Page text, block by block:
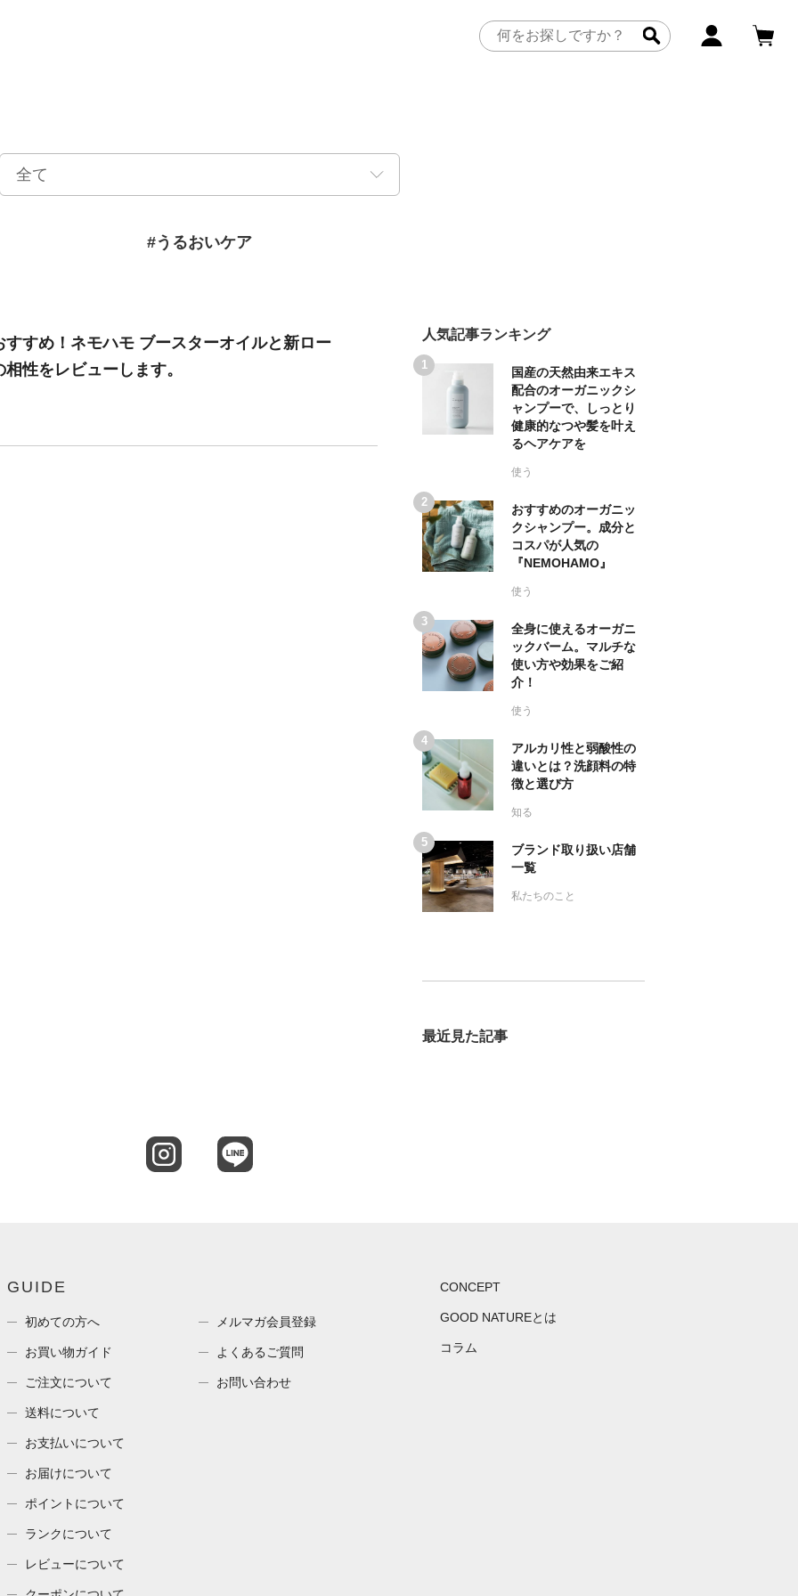
#うるおいケア
すすめ！ネモハモ ブースターオイルと新ロー
性をレビューします。
人気記事ランキング
国産の天然由来エキス
配合のオーガニックシ
ャンプーで、しっとり
健康的なつや髪を叶え
るヘアケアを
使う
おすすめのオーガニッ
クシャンプー。成分と
コスパが人気の
『NEMOHAMO』
使う
全身に使えるオーガニ
ックバーム。マルチな
使い方や効果をご紹
介！
使う
アルカリ性と弱酸性の
違いとは？洗顔料の特
徴と選び方
知る
ブランド取り扱い店舗
一覧
私たちのこと
最近見た記事
GUIDE
初めての方へ
お買い物ガイド
ご注文について
送料について
お支払いについて
お届けについて
ポイントについて
ランクについて
レビューについて
メルマガ会員登録
よくあるご質問
お問い合わせ
CONCEPT
GOOD NATUREとは
コラム